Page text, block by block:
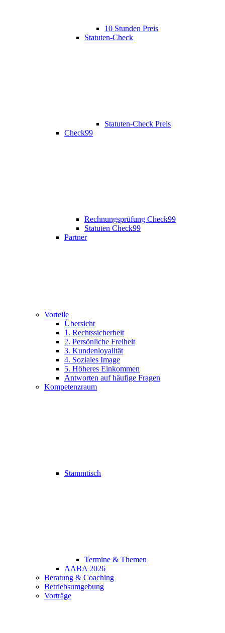
10 Stunden Preis
Statuten-Check
Statuten-Check Preis
Check99
Rechnungsprüfung Check99
Statuten Check99
Partner
Vorteile
Übersicht
1. Rechtssicherheit
2. Persönliche Freiheit
3. Kundenloyalität
4. Soziales Image
5. Höheres Einkommen
Antworten auf häufige Fragen
Kompetenzraum
Stammtisch
Termine & Themen
AABA 2026
Beratung & Coaching
Betriebsumgebung
Vorträge